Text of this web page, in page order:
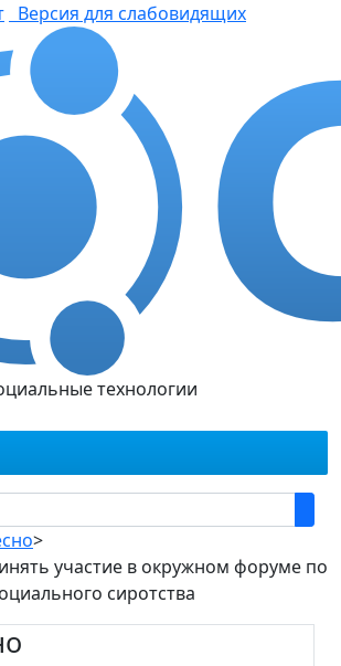
Версия для слабовидящих
технологии
>
участие в окружном форуме по
сиротства